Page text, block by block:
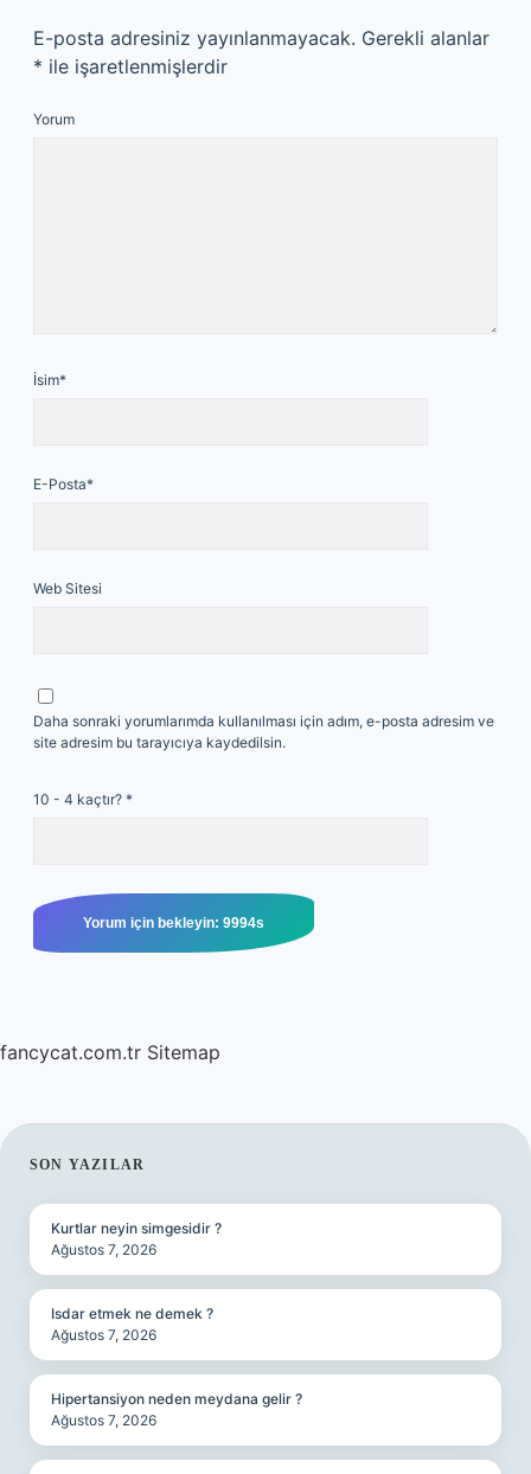
E-posta adresiniz yayınlanmayacak. Gerekli alanlar
* ile işaretlenmişlerdir
Yorum
İsim*
E-Posta*
Web Sitesi
Daha sonraki yorumlarımda kullanılması için adım, e-posta adresim ve
site adresim bu tarayıcıya kaydedilsin.
10 - 4 kaçtır? *
fancycat.com.tr Sitemap
SIDEBAR
SON YAZILAR
Kurtlar neyin simgesidir ?
Ağustos 7, 2026
Isdar etmek ne demek ?
Ağustos 7, 2026
Hipertansiyon neden meydana gelir ?
Ağustos 7, 2026